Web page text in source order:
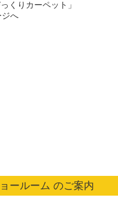
くりカーペット」
ールーム のご案内